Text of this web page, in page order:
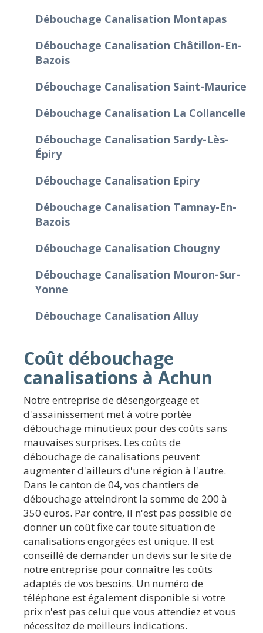
Débouchage Canalisation Montapas
Débouchage Canalisation Châtillon-En-
Bazois
Débouchage Canalisation Saint-Maurice
Débouchage Canalisation La Collancelle
Débouchage Canalisation Sardy-Lès-
Épiry
Débouchage Canalisation Epiry
Débouchage Canalisation Tamnay-En-
Bazois
Débouchage Canalisation Chougny
Débouchage Canalisation Mouron-Sur-
Yonne
Débouchage Canalisation Alluy
Coût débouchage
canalisations à Achun
Notre entreprise de désengorgeage et
d'assainissement met à votre portée
débouchage minutieux pour des coûts sans
mauvaises surprises. Les coûts de
débouchage de canalisations peuvent
augmenter d'ailleurs d'une région à l'autre.
Dans le canton de 04, vos chantiers de
débouchage atteindront la somme de 200 à
350 euros. Par contre, il n'est pas possible de
donner un coût fixe car toute situation de
canalisations engorgées est unique. Il est
conseillé de demander un devis sur le site de
notre entreprise pour connaître les coûts
adaptés de vos besoins. Un numéro de
téléphone est également disponible si votre
prix n'est pas celui que vous attendiez et vous
nécessitez de meilleurs indications.